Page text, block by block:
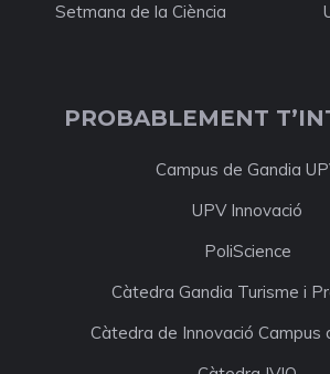
Setmana de la Ciència
PROBABLEMENT
Campus de Gandia
UPV Innovació
PoliScience
Càtedra Gandia Turisme i
Càtedra de Innovació Campus